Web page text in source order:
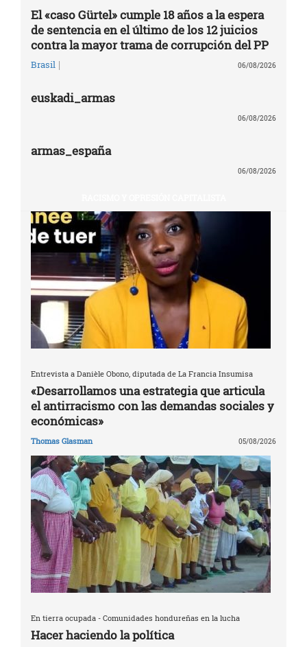
El «caso Gürtel» cumple 18 años a la espera
de sentencia en el último de los 12 juicios
contra la mayor trama de corrupción del PP
Brasil | 06/08/2026
euskadi_armas
06/08/2026
armas_españa
06/08/2026
Entrevista a Danièle Obono, diputada de La Francia Insumisa
«Desarrollamos una estrategia que articula
el antirracismo con las demandas sociales y
económicas»
Thomas Glasman 05/08/2026
En tierra ocupada - Comunidades hondureñas en la lucha
Hacer haciendo la política